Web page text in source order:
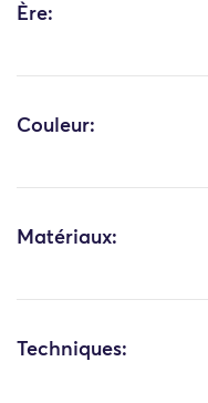
Ère:
Couleur:
Matériaux:
Techniques: